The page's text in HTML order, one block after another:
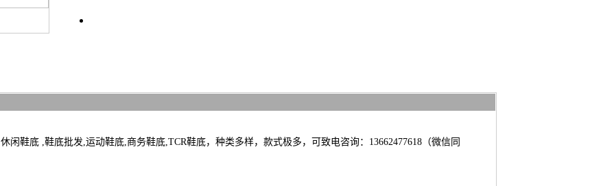
休闲鞋底 ,鞋底批发,运动鞋底,商务鞋底,TCR鞋底，种类多样，款式极多，可致电咨询：13662477618（微信同